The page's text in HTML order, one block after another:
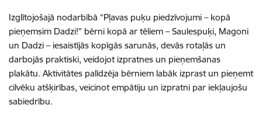
Izglītojošajā nodarbībā “Pļavas puķu piedzīvojumi – kopā
pieņemsim Dadzi!” bērni kopā ar tēliem – Saulespuķi, Magoni
un Dadzi – iesaistījās kopīgās sarunās, devās rotaļās un
darbojās praktiski, veidojot izpratnes un pieņemšanas
plakātu. Aktivitātes palīdzēja bērniem labāk izprast un pieņemt
cilvēku atšķirības, veicinot empātiju un izpratni par iekļaujošu
sabiedrību.